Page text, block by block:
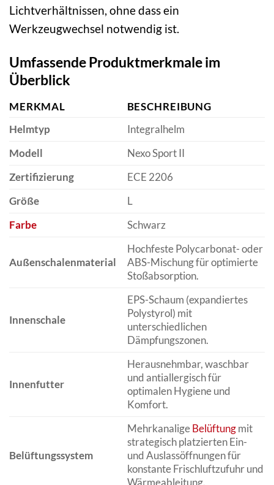
Lichtverhältnissen, ohne dass ein
Werkzeugwechsel notwendig ist.
Umfassende Produktmerkmale im
Überblick
MERKMAL
BESCHREIBUNG
Helmtyp
Integralhelm
Modell
Nexo Sport II
Zertifizierung
ECE 2206
Größe
L
Farbe
Schwarz
Außenschalenmaterial
Hochfeste Polycarbonat- oder
ABS-Mischung für optimierte
Stoßabsorption.
Innenschale
EPS-Schaum (expandiertes
Polystyrol) mit
unterschiedlichen
Dämpfungszonen.
Innenfutter
Herausnehmbar, waschbar
und antiallergisch für
optimalen Hygiene und
Komfort.
Belüftungssystem
MehrkanaligeBelüftungmit
strategisch platzierten Ein-
und Auslassöffnungen für
konstante Frischluftzufuhr und
Wärmeableitung.